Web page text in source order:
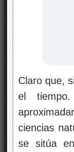
Claro que,
el
ciencias
se sitúa